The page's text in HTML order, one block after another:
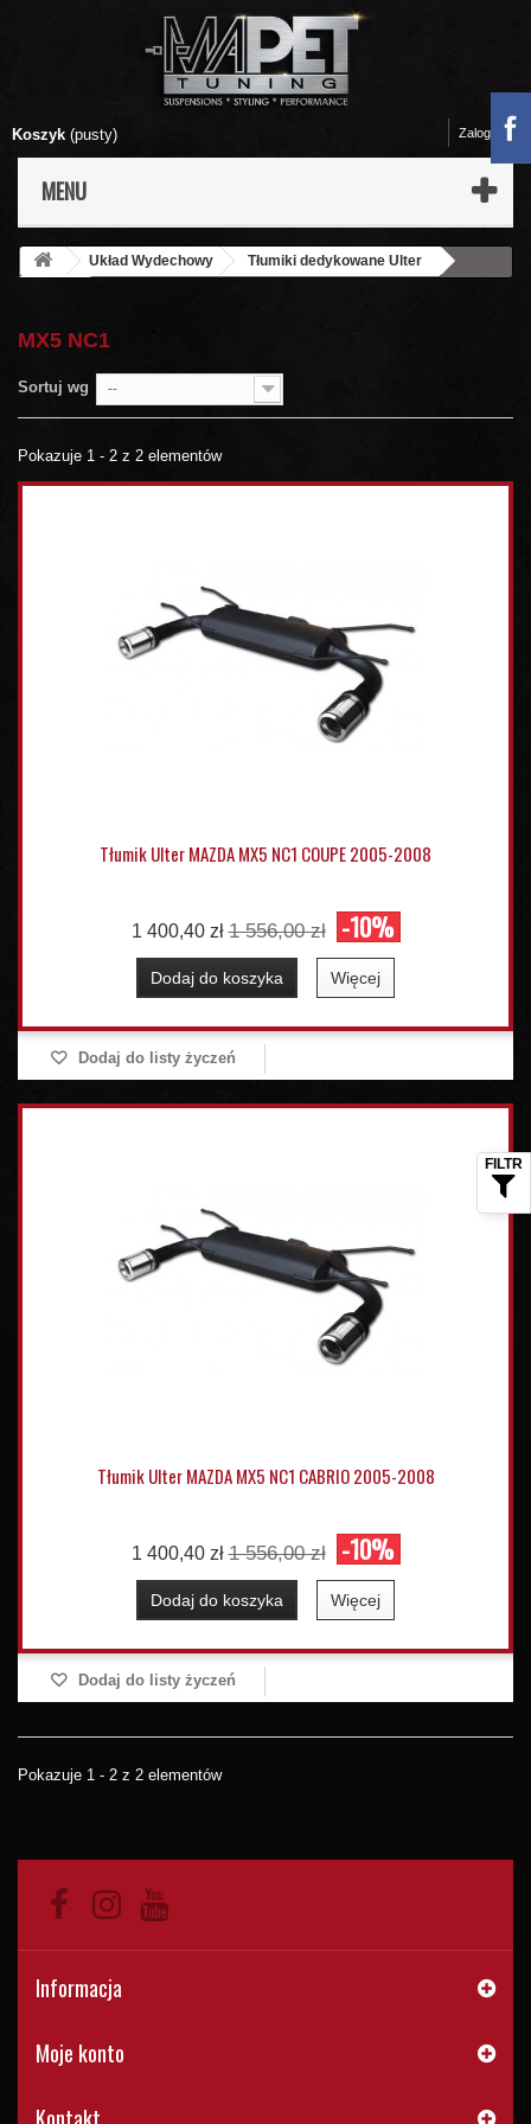
Koszyk (pusty)
MENU
Zaloguj się
Układ Wydechowy
Tłumiki dedykowane Ulter
MX5 NC1
Sortuj wg --
Pokazuje 1 - 2 z 2 elementów
Tłumik Ulter MAZDA MX5 NC1 COUPE 2005-2008
1 400,40 zł 1 556,00 zł -10%
Dodaj do koszyka Więcej
Dodaj do listy życzeń
Tłumik Ulter MAZDA MX5 NC1 CABRIO 2005-2008
1 400,40 zł 1 556,00 zł -10%
Dodaj do koszyka Więcej
Dodaj do listy życzeń
Pokazuje 1 - 2 z 2 elementów
Informacja
Moje konto